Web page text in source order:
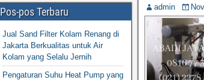
admin
Pos-pos Terbaru
Jual Sand Filter Kolam Renang di
Jakarta Berkualitas untuk Air
Kolam yang Selalu Jernih
Pengaturan Suhu Heat Pump yang